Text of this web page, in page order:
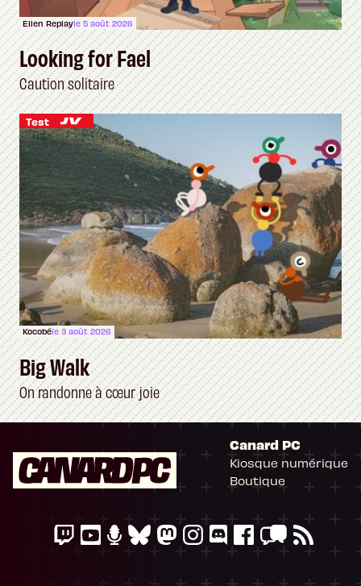
Ellen Replayle 5 août 2026
Looking for Fael
Caution solitaire
Test
Kocobéle 3 août 2026
Big Walk
On randonne à cœur joie
Canard PC
Kiosque numérique
Boutique